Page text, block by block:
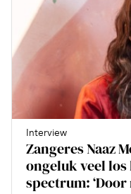
Interview
Zangeres Naaz
ongeluk veel
spectrum: